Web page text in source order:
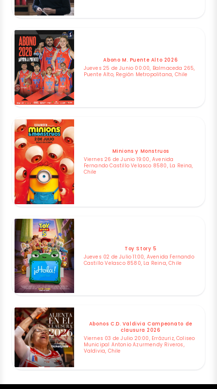
Abono M. Puente Alto 2026
Jueves 25 de Junio 00:00, Balmaceda 265,
Puente Alto, Región Metropolitana, Chile
Minions y Monstruos
Viernes 26 de Junio 19:00, Avenida
Fernando Castillo Velasco 8580, La Reina,
Chile
Toy Story 5
Jueves 02 de Julio 11:00, Avenida Fernando
Castillo Velasco 8580, La Reina, Chile
Abonos C.D. Valdivia Campeonato de
clausura 2026
Viernes 03 de Julio 20:00, Errázuriz, Coliseo
Municipal Antonio Azurmendy Riveros,
Valdivia, Chile